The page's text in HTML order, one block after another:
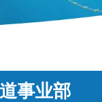
事业部